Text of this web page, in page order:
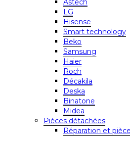
Astech
LG
Hisense
Smart technology
Beko
Samsung
Haier
Roch
Décakila
Deska
Binatone
Midea
Pièces détachées
Réparation et